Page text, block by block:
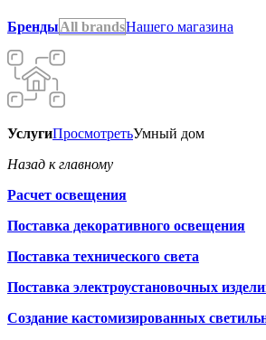
БрендыAll brandsНашего магазина
УслугиПросмотретьУмный дом
Назад к главному
Расчет освещения
Поставка декоративного освещения
Поставка технического света
Поставка электроустановочных
Создание кастомизированных